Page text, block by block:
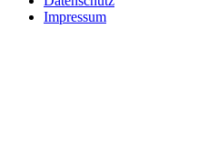
Impressum